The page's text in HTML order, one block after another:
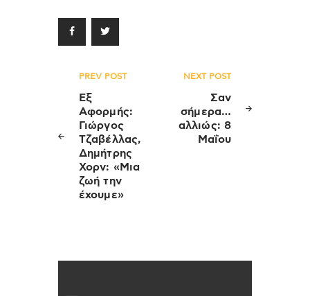
Πλοήγηση
άρθρων
PREV POST
Εξ
Αφορμής:
Γιώργος
Τζαβέλλας,
Δημήτρης
Χορν: «Μια
ζωή την
έχουμε»
NEXT POST
Σαν
σήμερα…
αλλιώς: 8
Μαΐου